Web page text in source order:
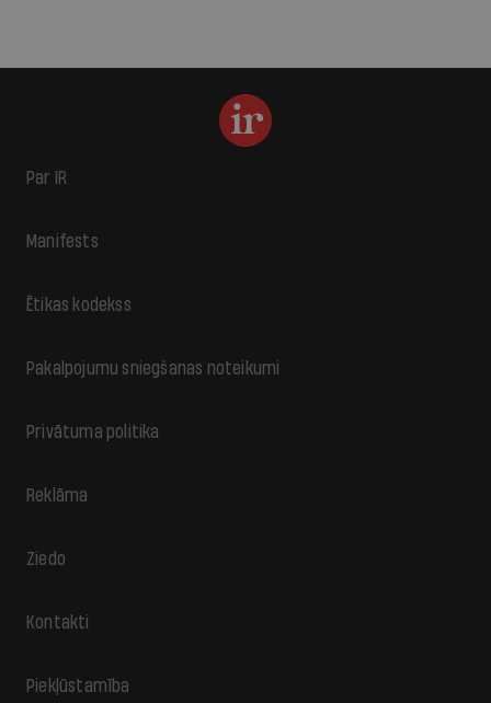
Par IR
Manifests
Ētikas kodekss
Pakalpojumu sniegšanas noteikumi
Privātuma politika
Reklāma
Ziedo
Kontakti
Piekļūstamība